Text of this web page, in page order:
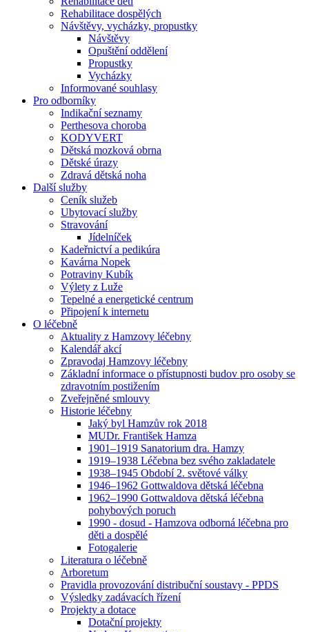
Rehabilitace dospělých
Návštěvy, vycházky, propustky
Návštěvy
Opuštění oddělení
Propustky
Vycházky
Informované souhlasy
Pro odborníky
Indikační seznamy
Perthesova choroba
KODYVERT
Dětská mozková obrna
Dětské úrazy
Zdravá dětská noha
Další služby
Ceník služeb
Ubytovací služby
Stravování
Jídelníček
Kadeřnictví a pedikúra
Kavárna Nopek
Potraviny Kubík
Výlety z Luže
Tepelné a energetické centrum
Připojení k internetu
O léčebně
Aktuality z Hamzovy léčebny
Kalendář akcí
Zpravodaj Hamzovy léčebny
Základní informace o přístupnosti budov pro osoby se
zdravotním postižením
Zveřejněné smlouvy
Historie léčebny
Jaký byl Hamzův rok 2018
MUDr. František Hamza
1901–1919 Sanatorium dra. Hamzy
1919–1938 Léčebna bez svého zakladatele
1938–1945 Období 2. světové války
1946–1962 Gottwaldova dětská léčebna
1962–1990 Gottwaldova dětská léčebna
pohybových poruch
1990 - dosud - Hamzova odborná léčebna pro
děti a dospělé
Fotogalerie
Literatura o léčebně
Arboretum
Pravidla provozování distribuční soustavy - PPDS
Výsledky zadávacích řízení
Projekty a dotace
Dotační projekty